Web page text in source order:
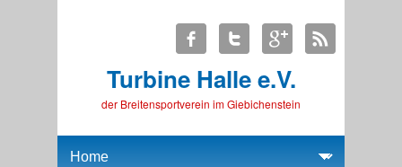
Turbine Halle e.V.
der Breitensportverein im Giebichenstein